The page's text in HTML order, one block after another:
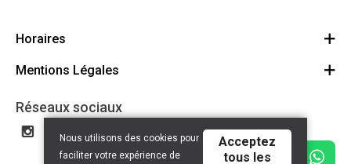
Horaires
Bike4All Arlon
Bike4All Tintigny
Mentions Légales
Politique de confidentalité
Conditions générales
Privacy policy
Réseaux sociaux
Nous utilisons des cookies pour
faciliter votre expérience de
Acceptez
tous les